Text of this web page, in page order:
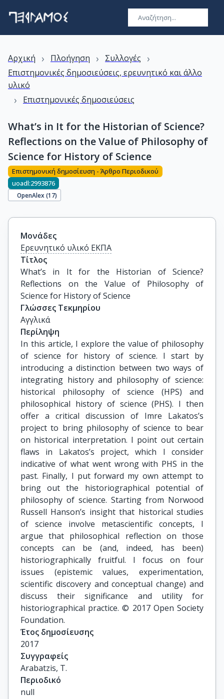
Αρχική › Πλοήγηση › Συλλογές ›
Επιστημονικές δημοσιεύσεις, ερευνητικό και άλλο
υλικό
› Επιστημονικές δημοσιεύσεις
What’s in It for the Historian of Science?
Reflections on the Value of Philosophy of
Science for History of Science
Επιστημονική δημοσίευση - Άρθρο Περιοδικού
uoadl:2993876
OpenAlex (17)
Μονάδες
Ερευνητικό υλικό ΕΚΠΑ
Τίτλος
What’s in It for the Historian of Science?
Reflections on the Value of Philosophy of
Science for History of Science
Γλώσσες Τεκμηρίου
Αγγλικά
Περίληψη
In this article, I explore the value of philosophy
of science for history of science. I start by
introducing a distinction between two ways of
integrating history and philosophy of science:
historical philosophy of science (HPS) and
philosophical history of science (PHS). I then
offer a critical discussion of Imre Lakatos’s
project to bring philosophy of science to bear
on historical interpretation. I point out certain
flaws in Lakatos’s project, which I consider
indicative of what went wrong with PHS in the
past. Finally, I put forward my own attempt to
bring out the historiographical potential of
philosophy of science. Starting from Norwood
Russell Hanson’s insight that historical studies
of science involve metascientific concepts, I
argue that philosophical reflection on those
concepts can be (and, indeed, has been)
historiographically fruitful. I focus on four
issues (epistemic values, experimentation,
scientific discovery and conceptual change) and
discuss their significance and utility for
historiographical practice. © 2017 Open Society
Foundation.
Έτος δημοσίευσης
2017
Συγγραφείς
Arabatzis, T.
Περιοδικό
null